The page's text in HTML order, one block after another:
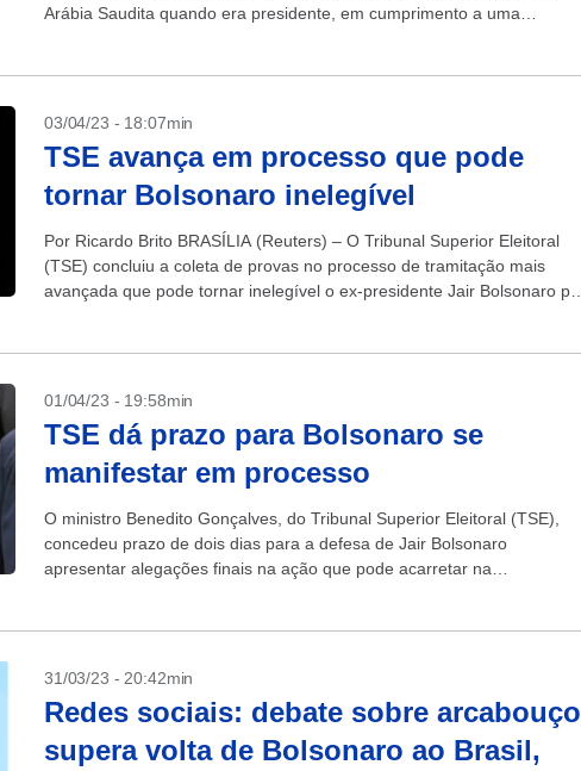
Arábia Saudita quando era presidente, em cumprimento a uma
03/04/23 - 18:07min
TSE avança em processo que pode
tornar Bolsonaro inelegível
Por Ricardo Brito BRASÍLIA (Reuters) – O Tribunal Superior Eleitoral
(TSE) concluiu a coleta de provas no processo de tramitação mais
avançada que pode tornar inelegível o ex-presidente Jair Bolsonaro por
01/04/23 - 19:58min
TSE dá prazo para Bolsonaro se
manifestar em processo
O ministro Benedito Gonçalves, do Tribunal Superior Eleitoral (TSE),
concedeu prazo de dois dias para a defesa de Jair Bolsonaro
apresentar alegações finais na ação que pode acarretar na
31/03/23 - 20:42min
Redes sociais: debate sobre arcabouço
supera volta de Bolsonaro ao Brasil,